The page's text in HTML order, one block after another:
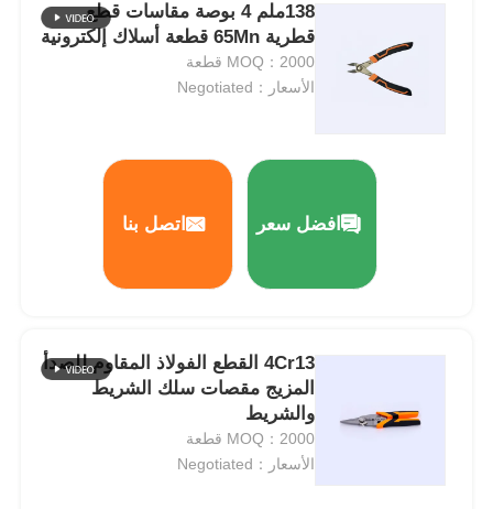
138ملم 4 بوصة مقاسات قطع
قطرية 65Mn قطعة أسلاك إلكترونية
MOQ：2000 قطعة
الأسعار：Negotiated
افضل سعر اتصل بنا
4Cr13 القطع الفولاذ المقاوم للصدأ
المزيج مقصات سلك الشريط
والشريط
MOQ：2000 قطعة
الأسعار：Negotiated